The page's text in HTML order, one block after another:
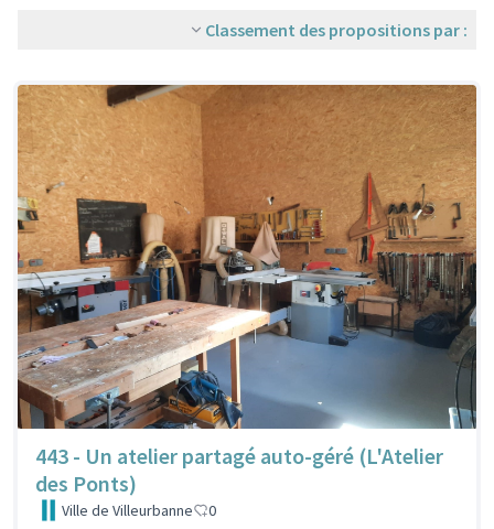
Classement des propositions par :
443 - Un atelier partagé auto-géré (L'Atelier
des Ponts)
Ville de Villeurbanne 0